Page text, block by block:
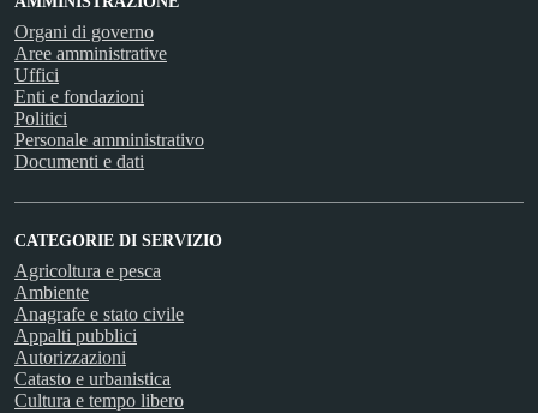
Organi di governo
Aree amministrative
Uffici
Enti e fondazioni
Politici
Personale amministrativo
Documenti e dati
CATEGORIE DI SERVIZIO
Agricoltura e pesca
Ambiente
Anagrafe e stato civile
Appalti pubblici
Autorizzazioni
Catasto e urbanistica
Cultura e tempo libero